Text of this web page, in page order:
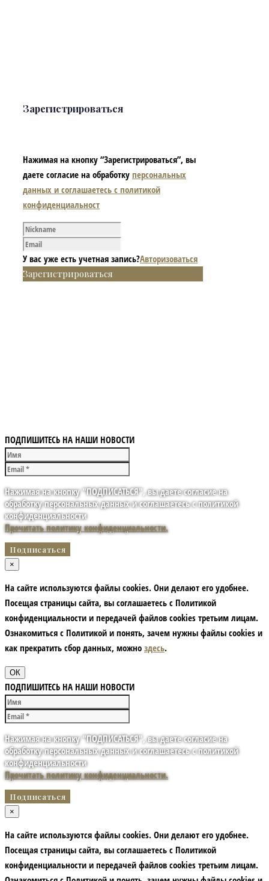
Зарегистрироваться
Нажимая на кнопку “Зарегистрироваться”, вы
даете согласие на обработку персональных
данных и соглашаетесь с политикой
конфиденциальност
У вас уже есть учетная запись?Авторизоваться
Зарегистрироваться
ПОДПИШИТЕСЬ НА НАШИ НОВОСТИ
Нажимая на кнопку "ПОДПИСАТЬСЯ", вы даете согласие на
обработку персональных данных и соглашаетесь с политикой
конфиденциальности
Прочитать политику конфиденциальности.
×
На сайте используются файлы cookies. Они делают его удобнее.
Посещая страницы сайта, вы соглашаетесь с Политикой
конфиденциальности и передачей файлов cookies третьим лицам.
Ознакомиться с Политикой и понять, зачем нужны файлы сookies и
как прекратить сбор данных, можно здесь.
ОК
ПОДПИШИТЕСЬ НА НАШИ НОВОСТИ
Нажимая на кнопку "ПОДПИСАТЬСЯ", вы даете согласие на
обработку персональных данных и соглашаетесь с политикой
конфиденциальности
Прочитать политику конфиденциальности.
×
На сайте используются файлы cookies. Они делают его удобнее.
Посещая страницы сайта, вы соглашаетесь с Политикой
конфиденциальности и передачей файлов cookies третьим лицам.